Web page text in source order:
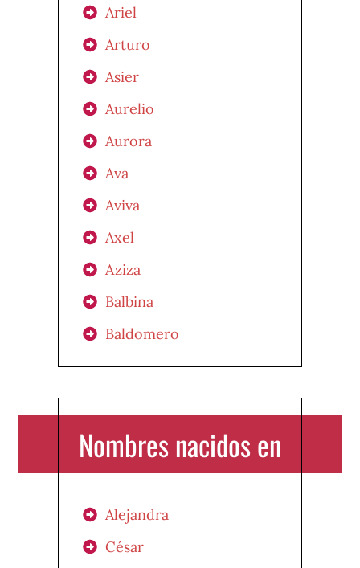
Ariel
Arturo
Asier
Aurelio
Aurora
Ava
Aviva
Axel
Aziza
Balbina
Baldomero
Nombres nacidos en
Alejandra
César